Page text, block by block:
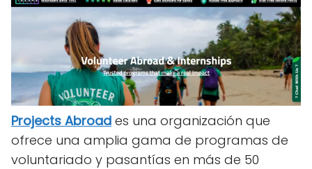
Projects Abroad es una organización que
ofrece una amplia gama de programas de
voluntariado y pasantías en más de 50